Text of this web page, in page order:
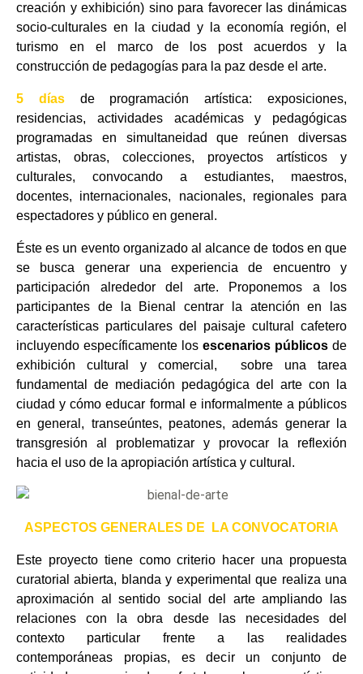
creación y exhibición) sino para favorecer las dinámicas
socio-culturales en la ciudad y la economía región, el
turismo en el marco de los post acuerdos y la
construcción de pedagogías para la paz desde el arte.
5 díasde programación artística: exposiciones,
residencias, actividades académicas y pedagógicas
programadas en simultaneidad que reúnen diversas
artistas, obras, colecciones, proyectos artísticos y
culturales, convocando a estudiantes, maestros,
docentes, internacionales, nacionales, regionales para
espectadores y público en general.
Éste es un evento organizado al alcance de todos en que
se busca generar una experiencia de encuentro y
participación alrededor del arte. Proponemos a los
participantes de la Bienal centrar la atención en las
características particulares del paisaje cultural cafetero
incluyendo específicamente los escenarios públicos de
exhibición cultural y comercial, sobre una tarea
fundamental de mediación pedagógica del arte con la
ciudad y cómo educar formal e informalmente a públicos
en general, transeúntes, peatones, además generar la
transgresión al problematizar y provocar la reflexión
hacia el uso de la apropiación artística y cultural.
ASPECTOS GENERALES DE LA CONVOCATORIA
Este proyecto tiene como criterio hacer una propuesta
curatorial abierta, blanda y experimental que realiza una
aproximación al sentido social del arte ampliando las
relaciones con la obra desde las necesidades del
contexto particular frente a las realidades
contemporáneas propias, es decir un conjunto de